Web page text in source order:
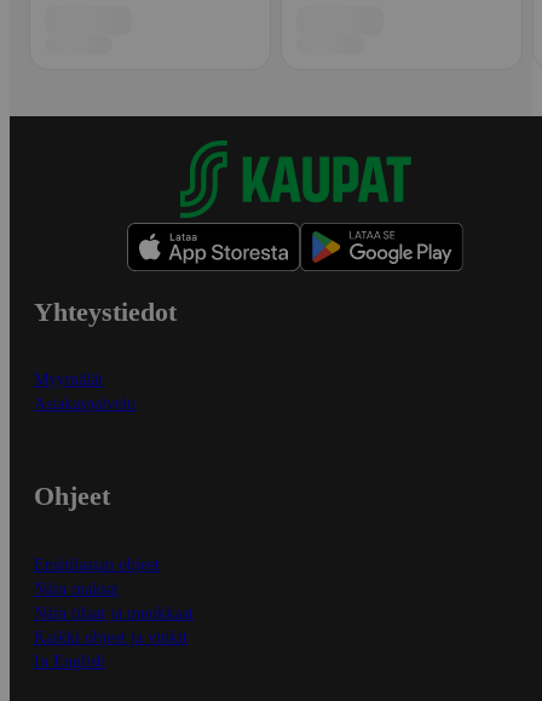
Yhteystiedot
Myymälät
Asiakaspalvelu
Ohjeet
Ensitilaajan ohjeet
Näin maksat
Näin tilaat ja muokkaat
Kaikki ohjeet ja vinkit
In English